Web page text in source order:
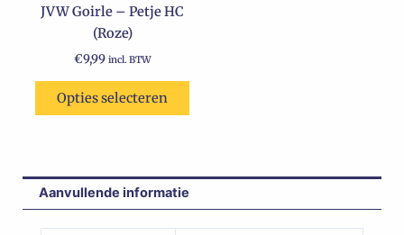
JVW Goirle – Petje HC
(Roze)
€9,99 incl. BTW
Opties selecteren
gekozen
worden
op
productpagina
Aanvullende informatie